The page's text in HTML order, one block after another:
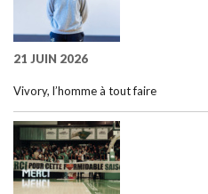
21 JUIN 2026
Vivory, l’homme à tout faire